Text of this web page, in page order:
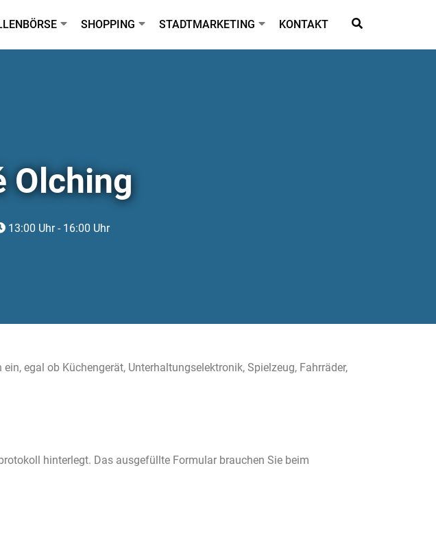
SHOPPING STADTMARKETING KONTAKT
Olching
13:00 Uhr - 16:00 Uhr
egal ob Küchengerät, Unterhaltungselektronik, Spielzeug, Fahrräder,
hinterlegt. Das ausgefüllte Formular brauchen Sie beim